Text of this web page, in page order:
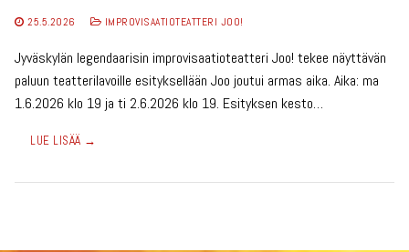
25.5.2026 IMPROVISAATIOTEATTERI JOO!
Jyväskylän legendaarisin improvisaatioteatteri Joo! tekee näyttävän
paluun teatterilavoille esityksellään Joo joutui armas aika. Aika: ma
1.6.2026 klo 19 ja ti 2.6.2026 klo 19. Esityksen kesto…
LUE LISÄÄ →